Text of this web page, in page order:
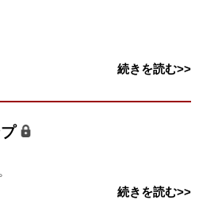
続きを読む>>
続きを読む>>